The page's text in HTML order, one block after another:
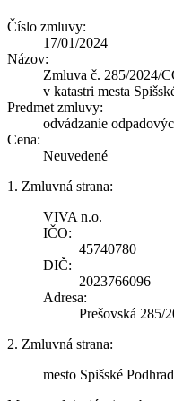
Číslo zmluvy:
17/01/2024
Názov:
Zmluva č. 285/2024/
v katastri mesta
Predmet zmluvy:
odvádzanie
Cena:
Neuvedené
1. Zmluvná strana:
VIVA n.o.
IČO:
45740780
DIČ:
2023766096
Adresa:
Prešovská 285/
2. Zmluvná strana:
mesto Spišské